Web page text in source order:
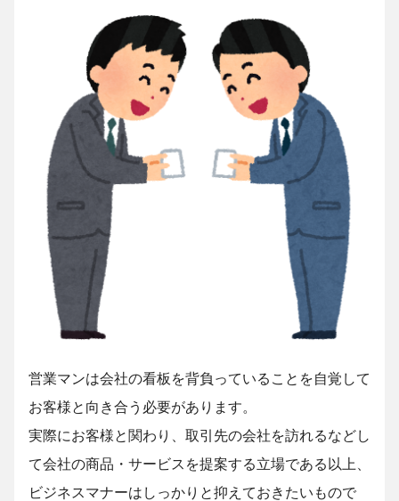
営業マンは会社の看板を背負っていることを自覚して
お客様と向き合う必要があります。
実際にお客様と関わり、取引先の会社を訪れるなどし
て会社の商品・サービスを提案する立場である以上、
ビジネスマナーはしっかりと抑えておきたいもので